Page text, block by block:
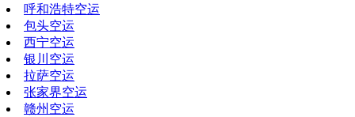
呼和浩特空运
包头空运
西宁空运
银川空运
拉萨空运
张家界空运
赣州空运